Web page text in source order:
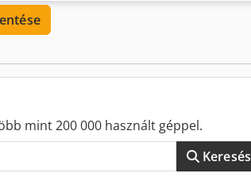
SK 50 Cedpsyvudvefx Abyeha
Nm Asztalterhelés: 3 000 kg Munkadarab
530 Főhajtás: 60 kW Gépsúly: kb. 24 t
mint 200 000 használt géppel.
Keresés